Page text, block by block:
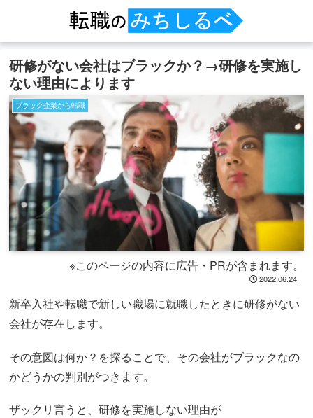
研修がない会社はブラックか？→研修を実施し
ない理由によります
ブラック企業から転職
※このページの内容に広告・PRが含まれます。
2022.06.24
新卒入社や転職で新しい職場に就職したときに研修がない
会社が存在します。
その意図は何か？を探ることで、その会社がブラックなの
かどうかの判別がつきます。
ザックリ言うと、研修を実施しない理由が